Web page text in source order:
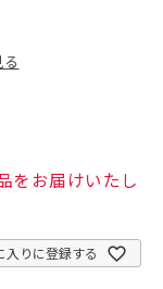
をお届けいたし
入りに登録する